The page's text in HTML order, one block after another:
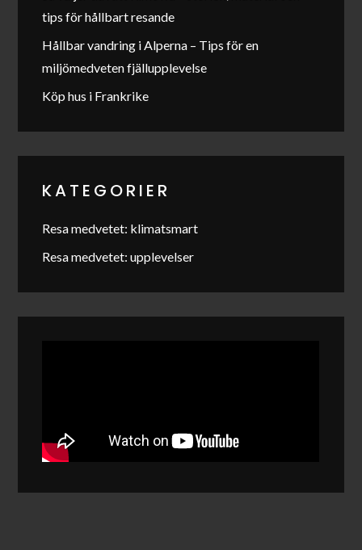
tips för hållbart resande
Hållbar vandring i Alperna – Tips för en
miljömedveten fjällupplevelse
Köp hus i Frankrike
KATEGORIER
Resa medvetet: klimatsmart
Resa medvetet: upplevelser